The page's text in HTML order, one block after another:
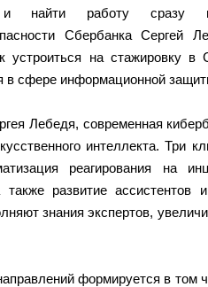
найти работу сразу
Сбербанка Сергей
устроиться на стажировку
в сфере информационной
Лебедя, современная
интеллекта. Три
реагирования на
также развитие
знания экспертов,
формируется в том